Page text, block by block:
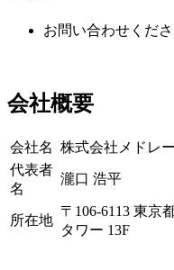
お問い合わせくださ
会社概要
会社名 株式会社メドレー
代表者
名
瀧口 浩平
所在地
〒106-6113 東京
タワー 13F